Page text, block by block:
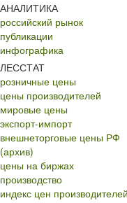
АНАЛИТИКА
российский рынок
публикации
инфографика
ЛЕССТАТ
розничные цены
цены производителей
мировые цены
экспорт-импорт
внешнеторговые цены РФ
(архив)
цены на биржах
производство
индекс цен производителей